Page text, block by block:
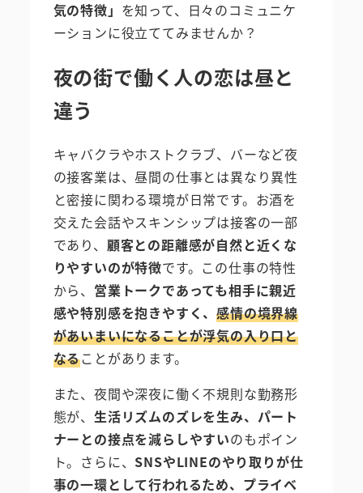
気の特徴」 を知って、日々のコミュニケ
ーションに役立ててみませんか？
夜の街で働く人の恋は昼と
違う
キャバクラやホストクラブ、バーなど夜
の接客業は、昼間の仕事とは異なり異性
と密接に関わる環境が日常です。お酒を
交えた会話やスキンシップは接客の一部
であり、 顧客との距離感が自然と近くな
りやすいのが特徴です。この仕事の特性
から、 営業トークであっても相手に親近
感や特別感を抱きやすく、感情の境界線
があいまいになることが浮気の入り口と
なることがあります。
また、夜間や深夜に働く不規則な勤務形
態が、 生活リズムのズレを生み、パート
ナーとの接点を減らしやすいのもポイン
ト。さらに、 SNSやLINEのやり取りが仕
事の一環として行われるため、プライベ